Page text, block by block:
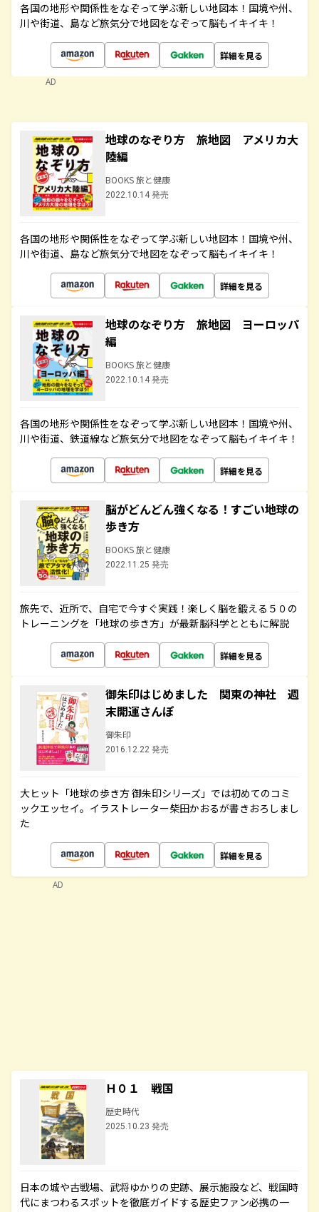
各国の地形や関係性をなぞって学ぶ新しい地図本！国境や州、
川や街道、島など旅気分で地図をなぞって脳もイキイキ！
詳細を見る
AD
地球のなぞり方 旅地図 アメリカ大
陸編
BOOKS 旅と健康
2022.10.14 発売
各国の地形や関係性をなぞって学ぶ新しい地図本！国境や州、
川や街道、島など旅気分で地図をなぞって脳もイキイキ！
詳細を見る
地球のなぞり方 旅地図 ヨーロッパ
編
BOOKS 旅と健康
2022.10.14 発売
各国の地形や関係性をなぞって学ぶ新しい地図本！国境や州、
川や街道、鉄道線など旅気分で地図をなぞって脳もイキイキ！
詳細を見る
脳がどんどん強くなる！すごい地球の
歩き方
BOOKS 旅と健康
2022.11.25 発売
旅先で、近所で、自宅で今すぐ実践！楽しく脳を鍛える５０の
トレーニングを「地球の歩き方」が最新脳科学とともに解説
詳細を見る
御朱印はじめました 関東の神社 週
末開運さんぽ
御朱印
2016.12.22 発売
大ヒット「地球の歩き方 御朱印シリーズ」では初めてのコミ
ックエッセイ。イラストレーター柴田かおるが書きおろしまし
た
詳細を見る
Ｈ０１ 戦国
歴史時代
2025.10.23 発売
日本の城や古戦場、武将ゆかりの史跡、展示施設など、戦国時
代にまつわるスポットを徹底ガイドする歴史ファン必携の一
AD